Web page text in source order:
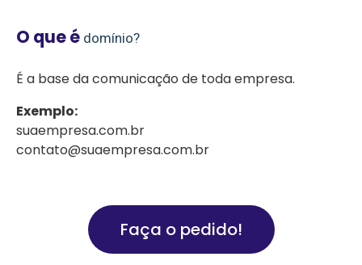
O que é domínio?
É a base da comunicação de toda empresa.
Exemplo:
suaempresa.com.br
contato@suaempresa.com.br
Faça o pedido!